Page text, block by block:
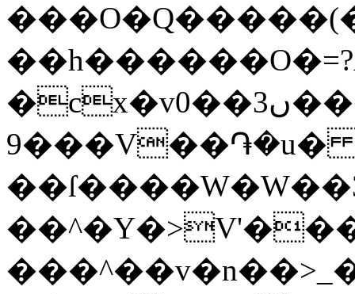
�cx�v0��3ں����r���e������<�f��+�eQZC���ϒr��~��I�